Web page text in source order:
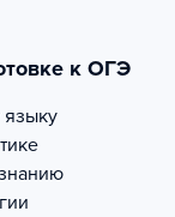
к ОГЭ